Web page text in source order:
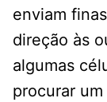
enviam
direção às
algumas
procurar